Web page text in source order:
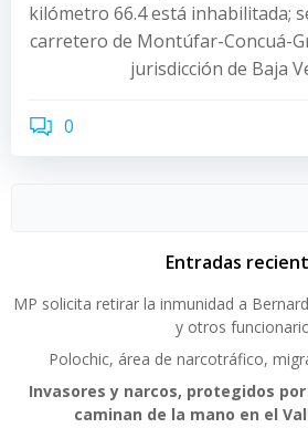
kilómetro 66.4 está inhabilitada;
carretero de Montúfar-Concuá-
jurisdicción de Baja
0
Entradas
MP solicita retirar la inmunidad a
y otros
Polochic, área de narcotráfico,
Invasores y narcos, protegidos por
caminan de la mano en el